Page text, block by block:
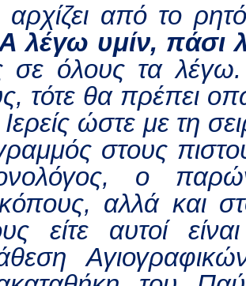
από το
λέγω υμίν, πάσι
σε όλους τα
τότε θα πρέπει
Ιερείς ώστε με τη
στους
ο
αλλά και
είτε αυτοί